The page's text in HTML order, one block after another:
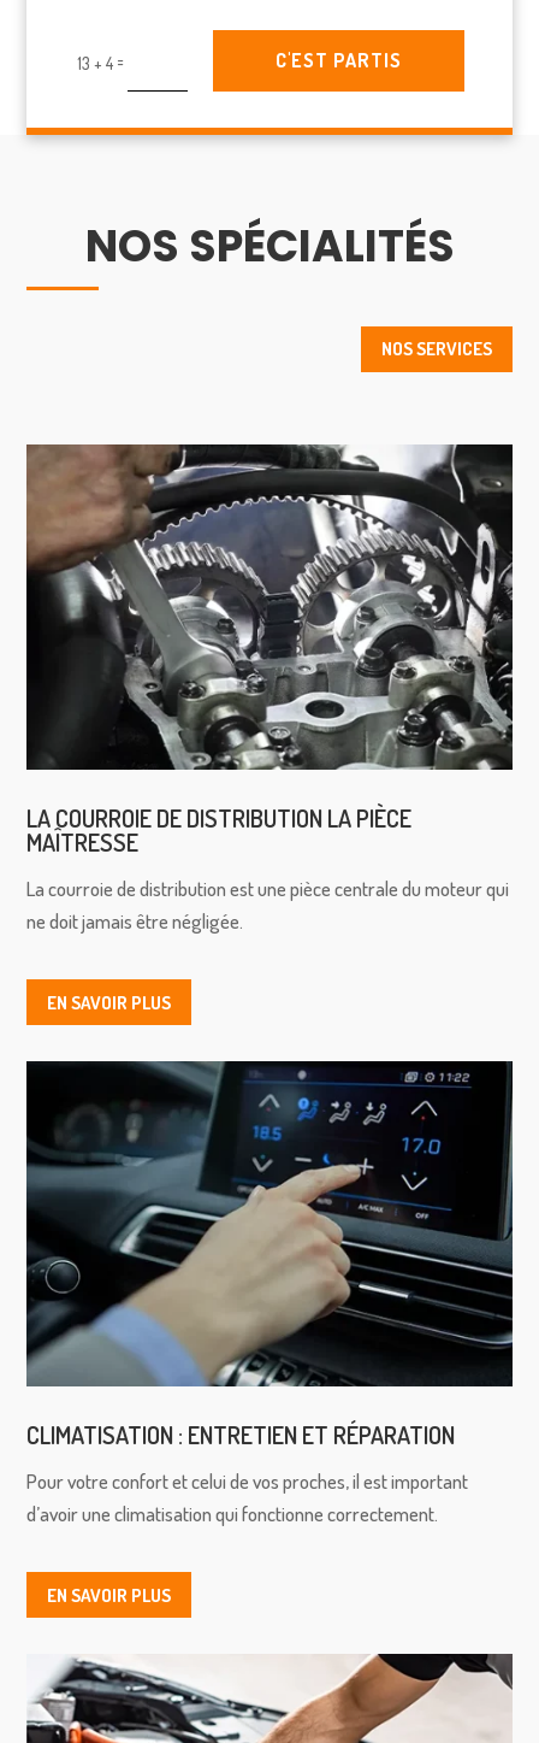
13 + 4 = C'EST PARTIS
NOS SPÉCIALITÉS
NOS SERVICES
LA COURROIE DE DISTRIBUTION LA PIÈCE
MAÎTRESSE
La courroie de distribution est une pièce centrale du moteur qui
ne doit jamais être négligée.
EN SAVOIR PLUS
CLIMATISATION : ENTRETIEN ET RÉPARATION
Pour votre confort et celui de vos proches, il est important
d’avoir une climatisation qui fonctionne correctement.
EN SAVOIR PLUS